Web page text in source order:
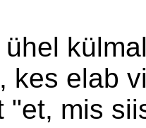
kes elab
"et, mis